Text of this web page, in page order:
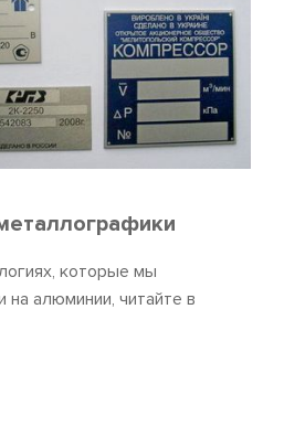
которые мы
на алюминии, читайте в